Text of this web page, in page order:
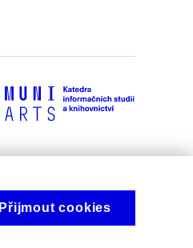
Přijmout cookies